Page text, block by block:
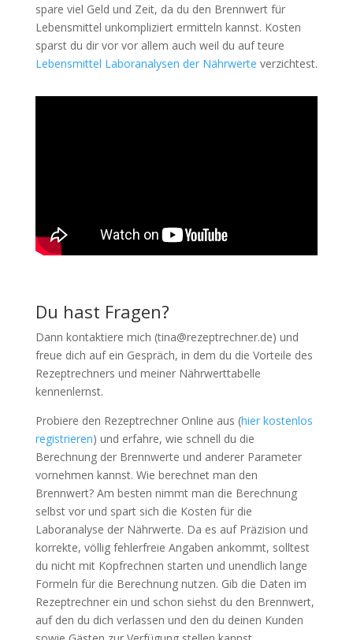
spare viel Geld und Zeit, da du den Brennwert für
Lebensmittel unkompliziert ermitteln kannst. Kosten
sparst du dir vor vor allem auch weil du auf teure
Lebensmittel Laboranalysen der Nährwerte verzichtest.
Du hast Fragen?
Dann kontaktiere mich (tina@rezeptrechner.de) und
freue dich auf ein Gespräch, in dem du die Vorteile des
Rezeptrechners und meiner Nährwerttabelle
kennenlernst.
Probiere den Rezeptrechner Online aus (hier kostenlos
registrieren) und erfahre, wie schnell du die
Berechnung der Brennwerte und anderer Parameter
vornehmen kannst. Wie berechnet man den
Brennwert? Am besten nimmt man die Berechnung
selbst vor und spart sich die Kosten für die
Laboranalyse der Nährwerte. Da es auf Präzision und
korrekte, völlig fehlerfreie Angaben ankommt, solltest
du nicht mit Kopfrechnen starten und unendlich lange
Formeln für die Berechnung nutzen. Gib die Daten im
Rezeptrechner ein und schon siehst du den Brennwert,
auf den du dich verlassen und den du deinen Kunden